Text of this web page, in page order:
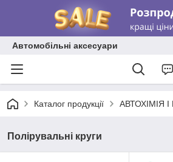
Автомобільні аксесуари
Каталог продукції АВТОХІМІЯ
Полірувальні круги